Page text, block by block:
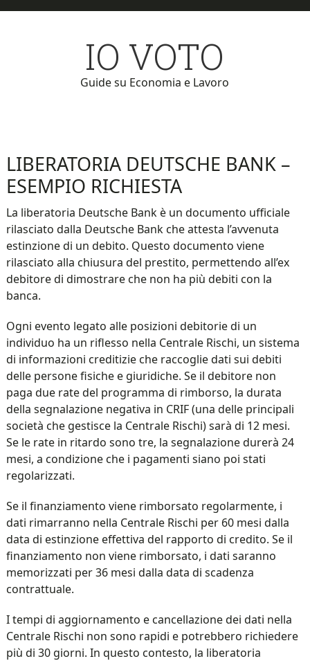
Skip
Skip
IO VOTO
Guide su Economia e Lavoro
LIBERATORIA DEUTSCHE BANK –
ESEMPIO RICHIESTA
La liberatoria Deutsche Bank è un documento ufficiale
rilasciato dalla Deutsche Bank che attesta l’avvenuta
estinzione di un debito. Questo documento viene
rilasciato alla chiusura del prestito, permettendo all’ex
debitore di dimostrare che non ha più debiti con la
banca.
Ogni evento legato alle posizioni debitorie di un
individuo ha un riflesso nella Centrale Rischi, un sistema
di informazioni creditizie che raccoglie dati sui debiti
delle persone fisiche e giuridiche. Se il debitore non
paga due rate del programma di rimborso, la durata
della segnalazione negativa in CRIF (una delle principali
società che gestisce la Centrale Rischi) sarà di 12 mesi.
Se le rate in ritardo sono tre, la segnalazione durerà 24
mesi, a condizione che i pagamenti siano poi stati
regolarizzati.
Se il finanziamento viene rimborsato regolarmente, i
dati rimarranno nella Centrale Rischi per 60 mesi dalla
data di estinzione effettiva del rapporto di credito. Se il
finanziamento non viene rimborsato, i dati saranno
memorizzati per 36 mesi dalla data di scadenza
contrattuale.
I tempi di aggiornamento e cancellazione dei dati nella
Centrale Rischi non sono rapidi e potrebbero richiedere
più di 30 giorni. In questo contesto, la liberatoria